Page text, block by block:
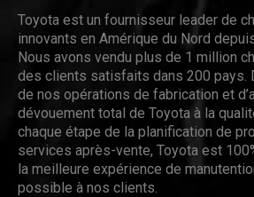
Toyota est un fournisseur leader de
innovants en Amérique du Nord
Nous avons vendu plus de 1 million
des clients satisfaits dans 200 pays.
de nos opérations de fabrication et
dévouement total de Toyota à la
chaque étape de la planification de
services après-vente, Toyota est
la meilleure expérience de
possible à nos clients.